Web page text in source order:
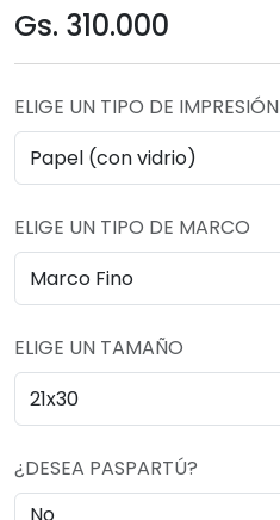
Gs. 310.000
ELIGE UN TIPO DE IMPRESIÓN
ELIGE UN TIPO DE MARCO
ELIGE UN TAMAÑO
¿DESEA PASPARTÚ?